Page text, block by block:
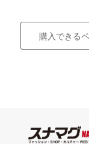
購入できる